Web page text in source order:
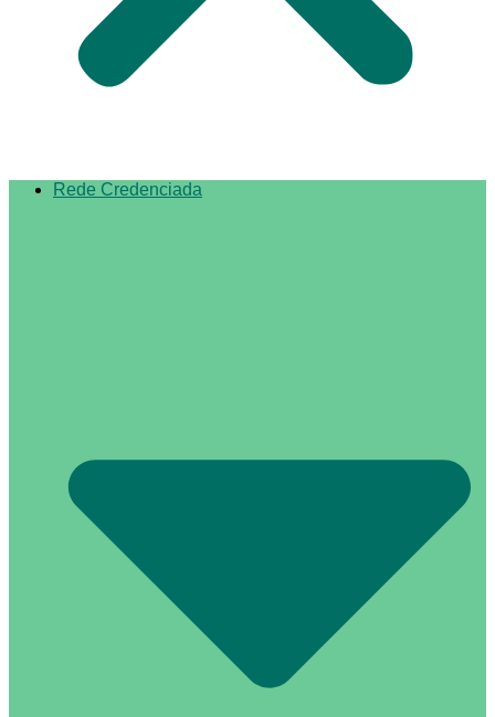
Rede Credenciada